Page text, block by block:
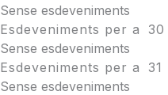
Sense esdeveniments
Esdeveniments per a 30
Sense esdeveniments
Esdeveniments per a 31
Sense esdeveniments